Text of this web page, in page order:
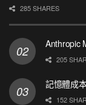
285 SHARES
Anthropic
205
記憶體成
152